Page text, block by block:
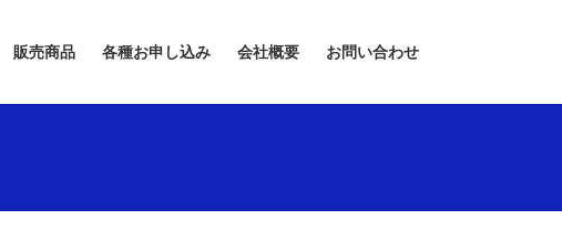
販売商品 各種お申し込み 会社概要 お問い合わせ